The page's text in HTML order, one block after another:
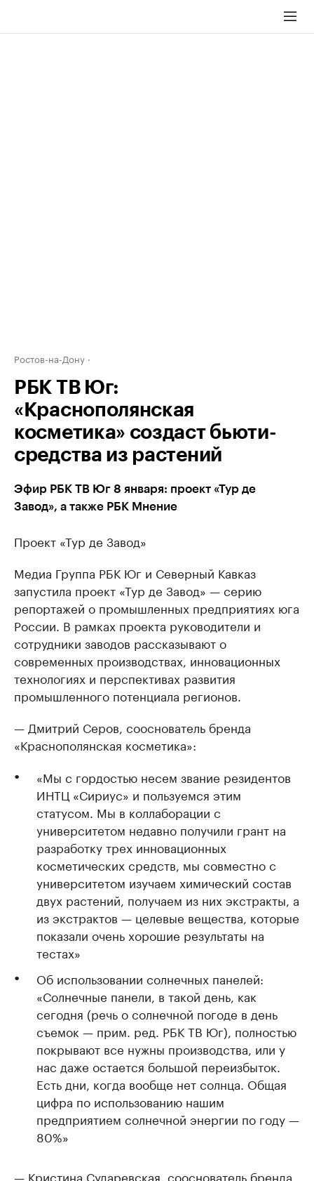
Ростов-на-Дону
РБК ТВ Юг:
«Краснополянская
косметика» создаст бьюти-
средства из растений
Эфир РБК ТВ Юг 8 января: проект «Тур де
Завод», а также РБК Мнение
Проект «Тур де Завод»
Медиа Группа РБК Юг и Северный Кавказ
запустила проект «Тур де Завод» — серию
репортажей о промышленных предприятиях юга
России. В рамках проекта руководители и
сотрудники заводов рассказывают о
современных производствах, инновационных
технологиях и перспективах развития
промышленного потенциала регионов.
— Дмитрий Серов, сооснователь бренда
«Краснополянская косметика»:
«Мы с гордостью несем звание резидентов
ИНТЦ «Сириус» и пользуемся этим
статусом. Мы в коллаборации с
университетом недавно получили грант на
разработку трех инновационных
косметических средств, мы совместно с
университетом изучаем химический состав
двух растений, получаем из них экстракты, а
из экстрактов — целевые вещества, которые
показали очень хорошие результаты на
тестах»
Об использовании солнечных панелей:
«Солнечные панели, в такой день, как
сегодня (речь о солнечной погоде в день
съемок — прим. ред. РБК ТВ Юг), полностью
покрывают все нужны производства, или у
нас даже остается большой переизбыток.
Есть дни, когда вообще нет солнца. Общая
цифра по использованию нашим
предприятием солнечной энергии по году —
80%»
— Кристина Сударевская, сооснователь бренда